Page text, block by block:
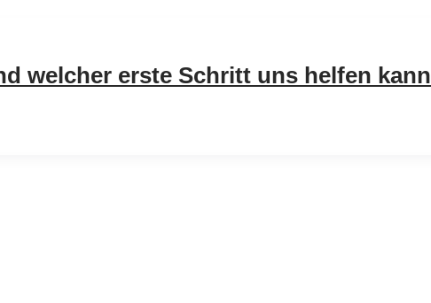
welcher erste Schritt uns helfen kann